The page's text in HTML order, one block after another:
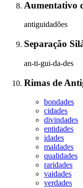
Aumentativo
antiguidadões
Separação
an-ti-gui-da-des
Rimas de
bondades
cidades
divindades
entidades
idades
maldades
qualidades
raridades
vaidades
verdades